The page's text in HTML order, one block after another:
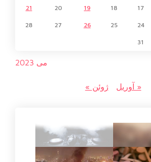
می 2023
17
18
19
20
21
24
25
26
27
28
31
« آوریل ژوئن »